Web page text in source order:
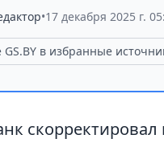
•17 декабря 2025 г.
GS.BY в избранные